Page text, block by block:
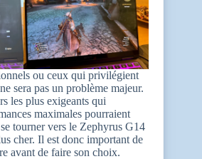
ou ceux qui privilégient
sera pas un problème majeur.
les plus exigeants qui
maximales pourraient
tourner vers le Zephyrus G14
cher. Il est donc important de
avant de faire son choix.